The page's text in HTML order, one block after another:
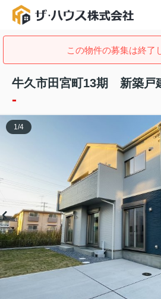
この物件の募集は終了
牛久市田宮町13期 新築戸
-
1/4